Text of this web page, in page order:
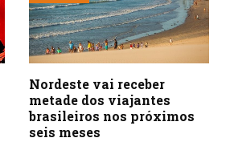
Nordeste vai receber
metade dos viajantes
brasileiros nos próximos
seis meses